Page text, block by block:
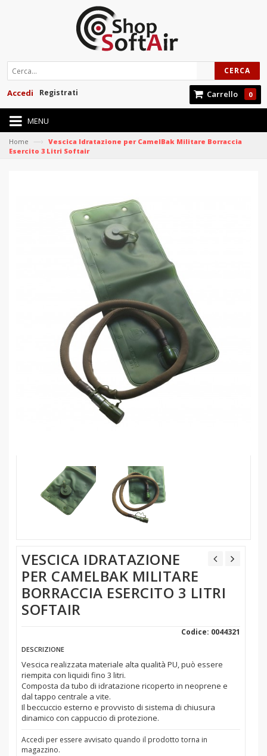
CERCA
Carrello 0
Registrati
Accedi
MENU
Home —› Vescica Idratazione per CamelBak Militare Borraccia
Esercito 3 Litri Softair
VESCICA IDRATAZIONE
PER CAMELBAK MILITARE
BORRACCIA ESERCITO 3 LITRI
SOFTAIR
Codice: 0044321
DESCRIZIONE
Vescica realizzata materiale alta qualità PU, può essere
riempita con liquidi fino 3 litri.
Composta da tubo di idratazione ricoperto in neoprene e
dal tappo centrale a vite.
Il beccuccio esterno e provvisto di sistema di chiusura
dinamico con cappuccio di protezione.
Accedi per essere avvisato quando il prodotto torna in
magazzino.